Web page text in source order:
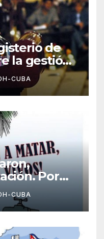
de
la gestión
Estévez
CUBA
Por
Juan
CUBA